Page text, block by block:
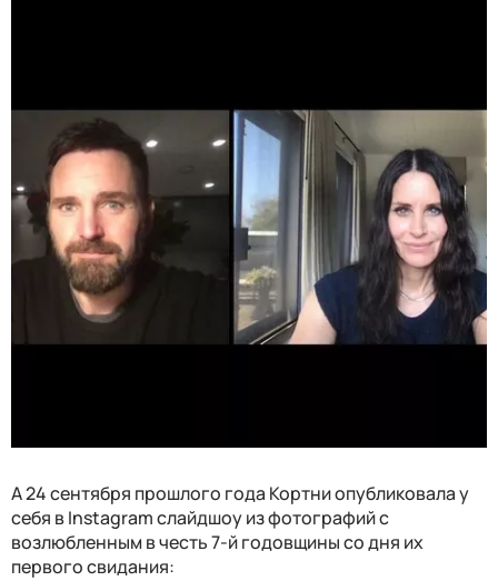
А 24 сентября прошлого года Кортни опубликовала у
себя в Instagram слайдшоу из фотографий с
возлюбленным в честь 7-й годовщины со дня их
первого свидания: